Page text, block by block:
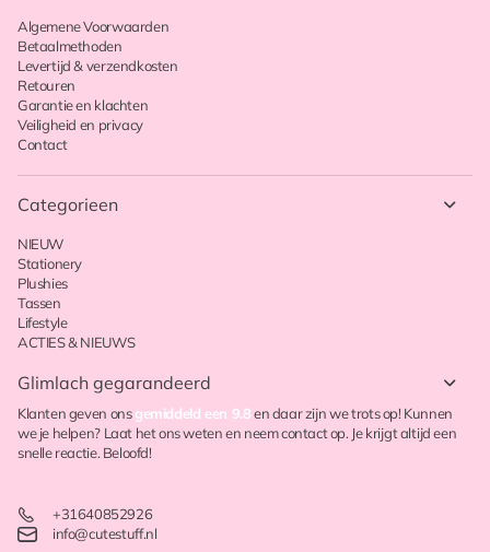
Algemene Voorwaarden
Betaalmethoden
Levertijd & verzendkosten
Retouren
Garantie en klachten
Veiligheid en privacy
Contact
Categorieen
NIEUW
Stationery
Plushies
Tassen
Lifestyle
ACTIES & NIEUWS
Glimlach gegarandeerd
Klanten geven onsgemiddeld een 9.8en daar zijn we trots op! Kunnen
we je helpen? Laat het ons weten en neem contact op. Je krijgt altijd een
snelle reactie. Beloofd!
+31640852926
info@cutestuff.nl